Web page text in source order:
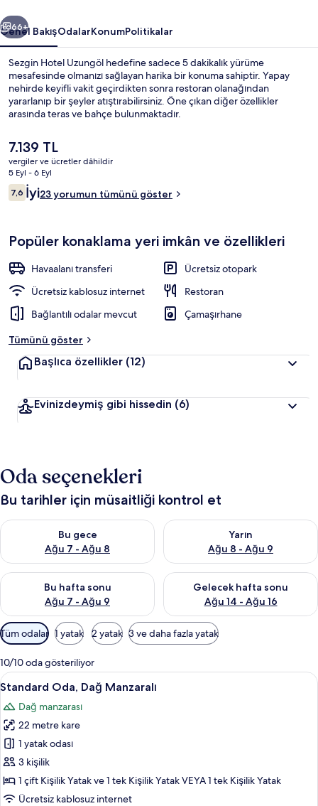
Sonraki
66+
Genel BakışOdalarKonumPolitikalar
Sezgin Hotel Uzungöl hedefine sadece 5 dakikalık yürüme
mesafesinde olmanızı sağlayan harika bir konuma sahiptir. Yapay
nehirde keyifli vakit geçirdikten sonra restoran olanağından
yararlanıp bir şeyler atıştırabilirsiniz. Öne çıkan diğer özellikler
arasında teras ve bahçe bulunmaktadır.
Şu
anki
fiyat
7.139 TL
7.139 TL
vergiler ve ücretler dâhildir
5 Eyl - 6 Eyl
Yorumlar
7,67,6/10
İyi23 yorumun tümünü göster
Popüler konaklama yeri imkân ve özellikleri
Havaalanı transferi
Ücretsiz otopark
Ücretsiz kablosuz internet
Restoran
Bağlantılı odalar mevcut
Çamaşırhane
Tümünü göster
Başlıca özellikler (12)
Evinizdeymiş gibi hissedin (6)
Oda seçenekleri
Bu tarihler için müsaitliği kontrol et
Bu gece
Ağu 7 - Ağu 8
Bu gece için müsaitliği kontrol et Ağu 7 - Ağu 8
Yarın
Ağu 8 - Ağu 9
Yarın için müsaitliği kontrol
Bu hafta sonu
Ağu 7 - Ağu 9
Bu hafta sonu için müsaitliği kontrol et Ağu 7 - Ağu 9
Gelecek hafta sonu
Ağu 14 - Ağu 16
Önümüzdeki hafta sonu için
Odalar
için
mevcut
filtreler
Tüm odalar 1 yatak 2 yatak 3 ve daha fazla yatak
10/10 oda gösteriliyor
Standard
Oda,
Dağ
Manzaralı
için
tüm
fotoğrafları
görün
Standard Oda, Dağ Manzaralı |
5
Standard Oda, Dağ Manzaralı
Dağ manzarası
22 metre kare
1 yatak odası
3 kişilik
1 çift Kişilik Yatak ve 1 tek Kişilik Yatak VEYA 1 tek Kişilik Yatak
Ücretsiz kablosuz internet